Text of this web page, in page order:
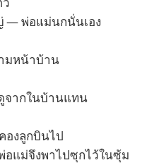
— พ่อแม่นกนั่นเอง
มหน้าบ้าน
จากในบ้านแทน
องลูกบินไป
แม่จึงพาไปซุกไว้ในซุ้ม